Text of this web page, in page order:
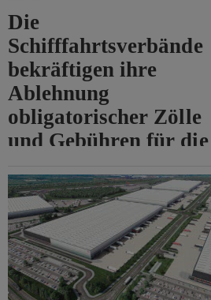
Die
Schifffahrtsverbände
bekräftigen ihre
Ablehnung
obligatorischer Zölle
und Gebühren für die
von Hormuz.